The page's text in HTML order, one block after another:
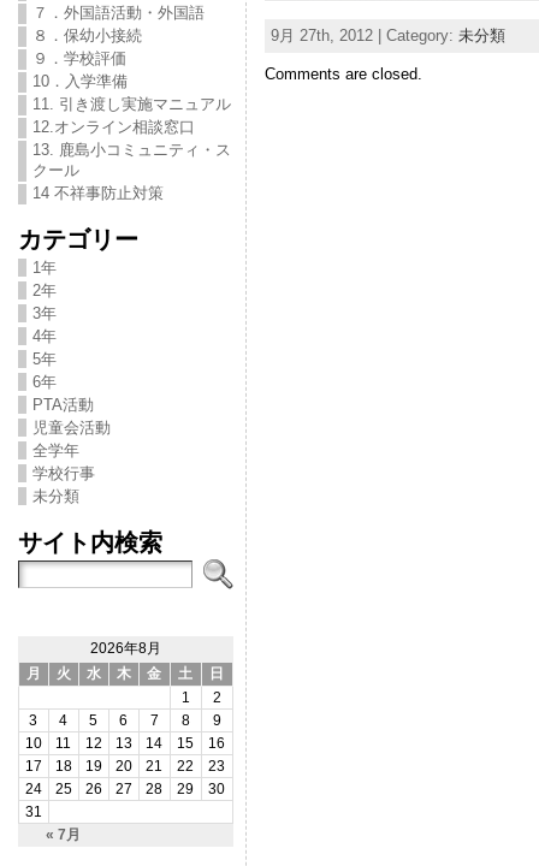
７．外国語活動・外国語
８．保幼小接続
９．学校評価
10．入学準備
11. 引き渡し実施マニュアル
12.オンライン相談窓口
13. 鹿島小コミュニティ・ス
クール
14 不祥事防止対策
カテゴリー
1年
2年
3年
4年
5年
6年
PTA活動
児童会活動
全学年
学校行事
未分類
サイト内検索
2026年8月
月
火 水 木 金 土 日
« 7月
1
2
3
4 5 6 7 8
9
10
11 12 13 14 15
16
17
18 19 20 21 22
23
24
25 26 27 28 29
30
31
9月 27th, 2012 | Category: 未分類
Comments are closed.